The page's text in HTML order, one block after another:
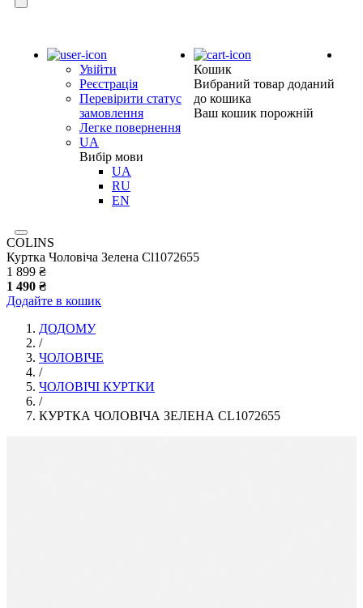
Увійти
Реєстрація
Перевірити статус
замовлення
Легке повернення
UA
Вибір мови
UA
RU
EN
Кошик
Вибраний товар доданий
до кошика
Ваш кошик порожній
COLINS
Куртка Чоловіча Зелена Cl1072655
1 899 ₴
1 490 ₴
Додайте в кошик
ДОДОМУ
/
ЧОЛОВІЧЕ
/
ЧОЛОВІЧІ КУРТКИ
/
КУРТКА ЧОЛОВІЧА ЗЕЛЕНА CL1072655